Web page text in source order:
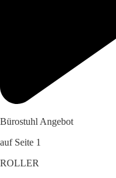
Bürostuhl Angebot
auf Seite 1
ROLLER